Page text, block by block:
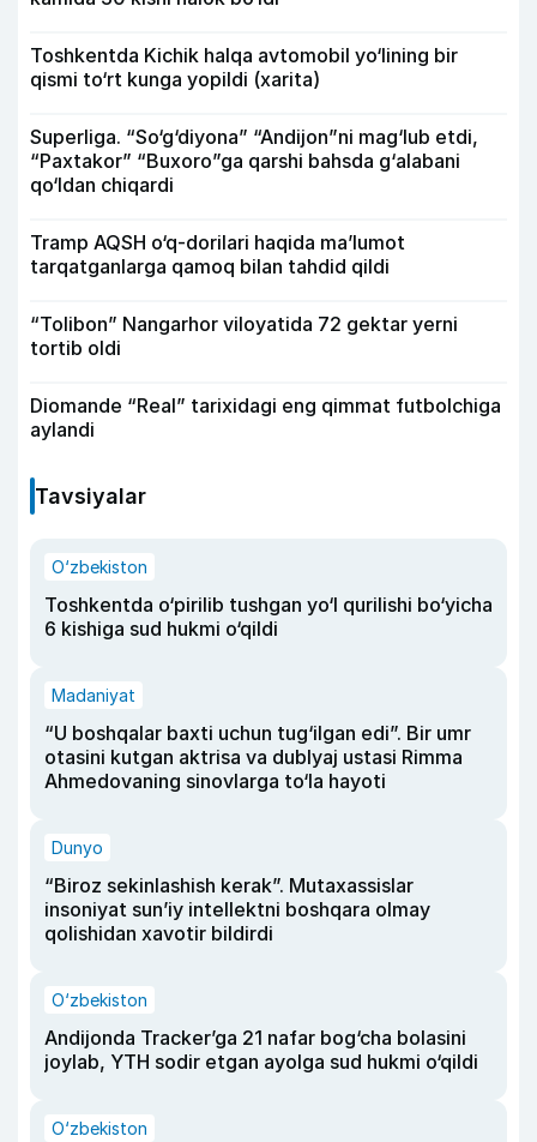
Toshkentda Kichik halqa avtomobil yo‘lining bir
qismi to‘rt kunga yopildi (xarita)
Superliga. “So‘g‘diyona” “Andijon”ni mag‘lub etdi,
“Paxtakor” “Buxoro”ga qarshi bahsda g‘alabani
qo‘ldan chiqardi
Tramp AQSH o‘q-dorilari haqida ma’lumot
tarqatganlarga qamoq bilan tahdid qildi
“Tolibon” Nangarhor viloyatida 72 gektar yerni
tortib oldi
Diomande “Real” tarixidagi eng qimmat futbolchiga
aylandi
Tavsiyalar
O‘zbekiston
Toshkentda o‘pirilib tushgan yo‘l qurilishi bo‘yicha
6 kishiga sud hukmi o‘qildi
Madaniyat
“U boshqalar baxti uchun tug‘ilgan edi”. Bir umr
otasini kutgan aktrisa va dublyaj ustasi Rimma
Ahmedovaning sinovlarga to‘la hayoti
Dunyo
“Biroz sekinlashish kerak”. Mutaxassislar
insoniyat sun’iy intellektni boshqara olmay
qolishidan xavotir bildirdi
O‘zbekiston
Andijonda Tracker’ga 21 nafar bog‘cha bolasini
joylab, YTH sodir etgan ayolga sud hukmi o‘qildi
O‘zbekiston